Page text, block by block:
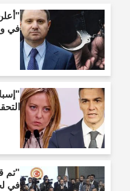
"أعلن
في
"تم
في